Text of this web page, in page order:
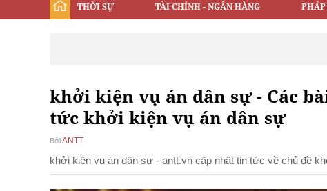
THỜI SỰ TÀI CHÍNH - NGÂN HÀNG
khởi kiện vụ án dân sự - Các
tức khởi kiện vụ án dân sự
BởiANTT
khởi kiện vụ án dân sự - antt.vn cập nhật tin tức về chủ đề